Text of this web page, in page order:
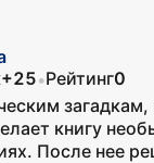
+25•Рейтинг0
книгу
После нее